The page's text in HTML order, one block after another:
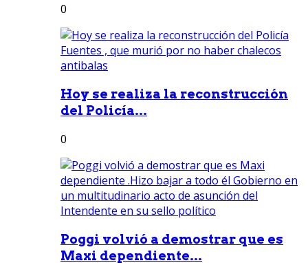
0
Hoy se realiza la reconstrucción
del Policía...
0
Poggi volvió a demostrar que es
Maxi dependiente...